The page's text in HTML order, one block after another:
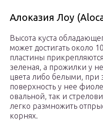
Алоказия Лоу
Высота куста
может достигать около
пластины
зеленая, а прожилки у
цвета либо белыми, при
поверхность у нее
овальной, так и
легко размножить
корнях.